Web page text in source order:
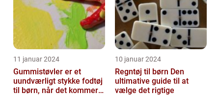
11 januar 2024
Gummistøvler er et
uundværligt stykke fodtøj
til børn, når det kommer
10 januar 2024
Regntøj til børn Den
ultimative guide til at
vælge det rigtige